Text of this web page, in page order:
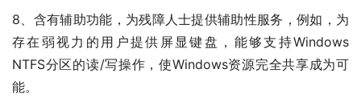
8、含有辅助功能，为残障人士提供辅助性服务，例如，为
存在弱视力的用户提供屏显键盘，能够支持Windows
NTFS分区的读/写操作，使Windows资源完全共享成为可
能。